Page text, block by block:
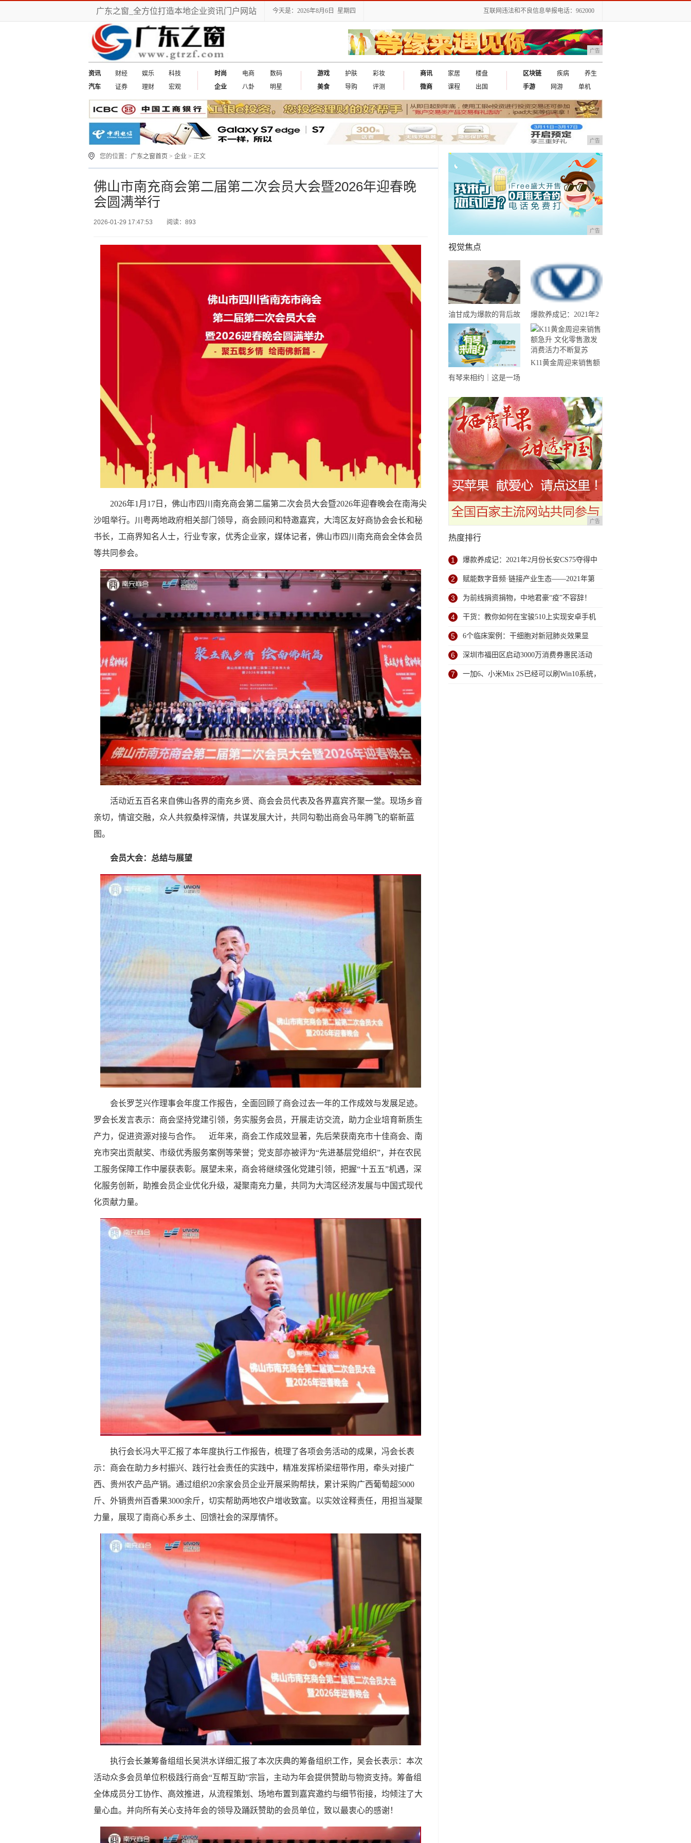
广东之窗_全方位打造本地企业资讯门户网站 今天是：2026年8月6日 星期四 互联网违法和不良信息举报电话：962000
广告
资讯 财经 娱乐
科技
汽车
证券 理财 宏观
时尚 电商
数码
企业
八卦 明星
游戏 护肤
彩妆
美食
导购 评测
商讯 家居
楼盘
微商
课程 出国
区块链 疾病
养生
手游
网游 单机
广告
您的位置： 广东之窗首页 > 企业 > 正文
佛山市南充商会第二届第二次会员大会暨2026年迎春晚
会圆满举行
2026-01-29 17:47:53 阅读：893
2026年1月17日，佛山市四川南充商会第二届第二次会员大会暨2026年迎春晚会在南海尖
沙咀举行。川粤两地政府相关部门领导，商会顾问和特邀嘉宾，大湾区友好商协会会长和秘
书长，工商界知名人士，行业专家，优秀企业家，媒体记者，佛山市四川南充商会全体会员
等共同参会。
活动近五百名来自佛山各界的南充乡贤、商会会员代表及各界嘉宾齐聚一堂。现场乡音
亲切，情谊交融，众人共叙桑梓深情，共谋发展大计，共同勾勒出商会马年腾飞的崭新蓝
图。
会员大会：总结与展望
会长罗芝兴作理事会年度工作报告，全面回顾了商会过去一年的工作成效与发展足迹。
罗会长发言表示：商会坚持党建引领，务实服务会员，开展走访交流，助力企业培育新质生
产力，促进资源对接与合作。 近年来，商会工作成效显著，先后荣获南充市十佳商会、南
充市突出贡献奖、市级优秀服务案例等荣誉；党支部亦被评为“先进基层党组织”，并在农民
工服务保障工作中屡获表彰。展望未来，商会将继续强化党建引领，把握“十五五”机遇，深
化服务创新，助推会员企业优化升级，凝聚南充力量，共同为大湾区经济发展与中国式现代
化贡献力量。
执行会长冯大平汇报了本年度执行工作报告，梳理了各项会务活动的成果，冯会长表
示：商会在助力乡村振兴、践行社会责任的实践中，精准发挥桥梁纽带作用，牵头对接广
西、贵州农产品产销。通过组织20余家会员企业开展采购帮扶，累计采购广西葡萄超5000
斤、外销贵州百香果3000余斤，切实帮助两地农户增收致富。以实效诠释责任，用担当凝聚
力量，展现了南商心系乡土、回馈社会的深厚情怀。
执行会长兼筹备组组长吴洪水详细汇报了本次庆典的筹备组织工作，吴会长表示：本次
活动众多会员单位积极践行商会“互帮互助”宗旨，主动为年会提供赞助与物资支持。筹备组
全体成员分工协作、高效推进，从流程策划、场地布置到嘉宾邀约与细节衔接，均倾注了大
量心血。并向所有关心支持年会的领导及踊跃赞助的会员单位，致以最衷心的感谢！
广告
视觉焦点
油甘成为爆款的背后故
事---汕尾南果农业带
你来揭晓
爆款养成记：2021年2
月份长安CS75夺得中
国SUV销量冠军
有琴来相约｜这是一场
约
K11黄金周迎来销售额
广告
热度排行
1 爆款养成记：2021年2月份长安CS75夺得中
国SUV销量冠军
2 赋能数字音频·链接产业生态——2021年第
三届深圳国际数字音频产业展6月深圳盛大
开幕
3 为前线捐资捐物，中地君豪“疫”不容辞！
4 干货：教你如何在宝骏510上实现安卓手机
互联及映射的教程
5 6个临床案例：干细胞对新冠肺炎效果显
著，或可在全球扩大研究
6 深圳市福田区启动3000万消费券惠民活动
7 一加6、小米Mix 2S已经可以刷Win10系统，